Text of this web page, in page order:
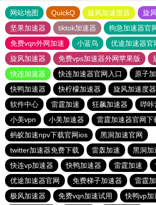
网站地图 QuickQ 旋风加速度器
旋
坚果加速器
tiktok加速器
狗急加速器官
免费vqn外网加速
小蓝鸟 优途加速器官
旋风加速器
免费vps加速器外网苹果版
快连加速器
快连加速器官网入口
原子
快鸭加速器
快柠檬加速器 旋风加速度器
软件中心
雷霆加速 狂飙加速器 哔咔
小美vpn
小美加速器 雷霆加速器官网下
蚂蚁加速npv下载官网ios
黑洞加速官网
twitter加速器免费下载
雷轰加速
黑洞加
快连vp加速器
快鸭加速器 雷霆加速
优途加速器官网
免费梯子加速器
雷霆
极风加速器
免费vqn加速试用 快鸭vp加